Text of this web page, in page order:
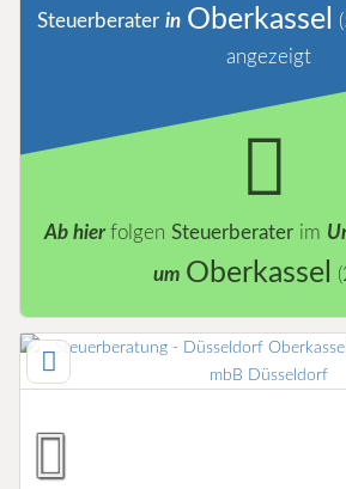
Steuerberater in Oberkassel
angezeigt
Ab hierfolgen Steuerberaterim
um Oberkassel